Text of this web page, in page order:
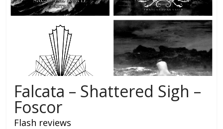
Falcata – Shattered Sigh –
Foscor
Flash reviews